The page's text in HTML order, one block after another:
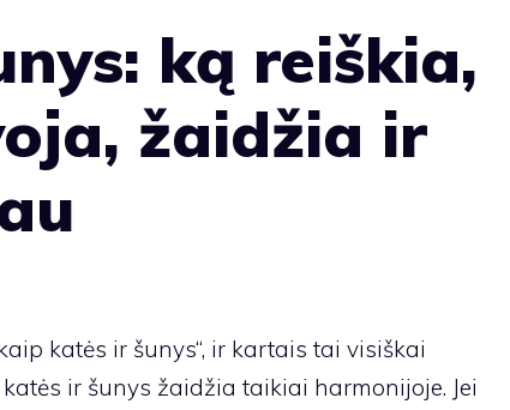
ką reiškia,
žaidžia ir
katės ir šunys“, ir kartais tai visiškai
ir šunys žaidžia taikiai harmonijoje. Jei